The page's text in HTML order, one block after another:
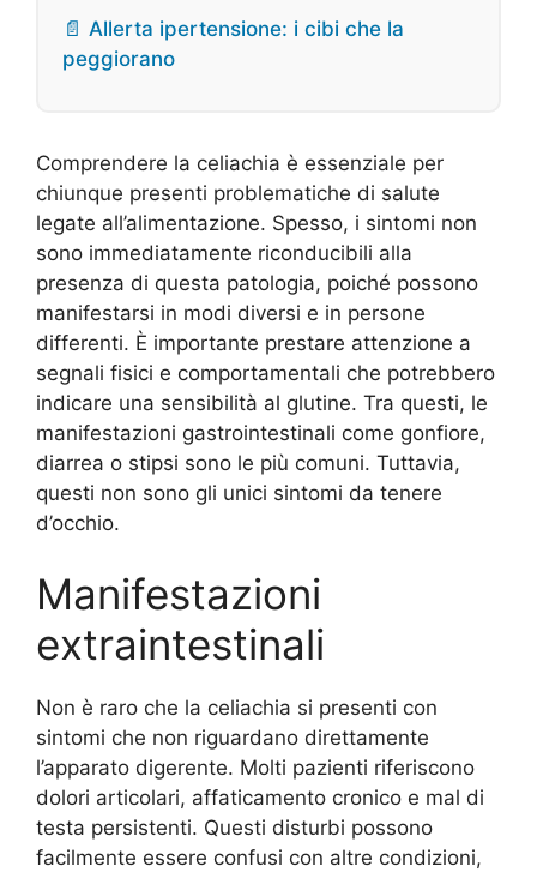
📄 Allerta ipertensione: i cibi che la
peggiorano
Comprendere la celiachia è essenziale per
chiunque presenti problematiche di salute
legate all’alimentazione. Spesso, i sintomi non
sono immediatamente riconducibili alla
presenza di questa patologia, poiché possono
manifestarsi in modi diversi e in persone
differenti. È importante prestare attenzione a
segnali fisici e comportamentali che potrebbero
indicare una sensibilità al glutine. Tra questi, le
manifestazioni gastrointestinali come gonfiore,
diarrea o stipsi sono le più comuni. Tuttavia,
questi non sono gli unici sintomi da tenere
d’occhio.
Manifestazioni
extraintestinali
Non è raro che la celiachia si presenti con
sintomi che non riguardano direttamente
l’apparato digerente. Molti pazienti riferiscono
dolori articolari, affaticamento cronico e mal di
testa persistenti. Questi disturbi possono
facilmente essere confusi con altre condizioni,